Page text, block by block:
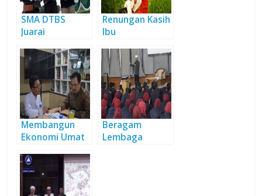
SMA DTBS
Juarai
Horseback
Archery
Renungan Kasih
Ibu
Membangun
Ekonomi Umat
Antonio
Beragam
Lembaga